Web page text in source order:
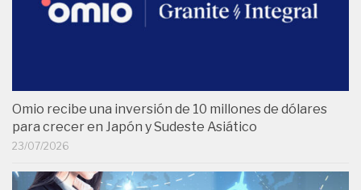
Omio recibe una inversión de 10 millones de dólares
para crecer en Japón y Sudeste Asiático
23/07/2026